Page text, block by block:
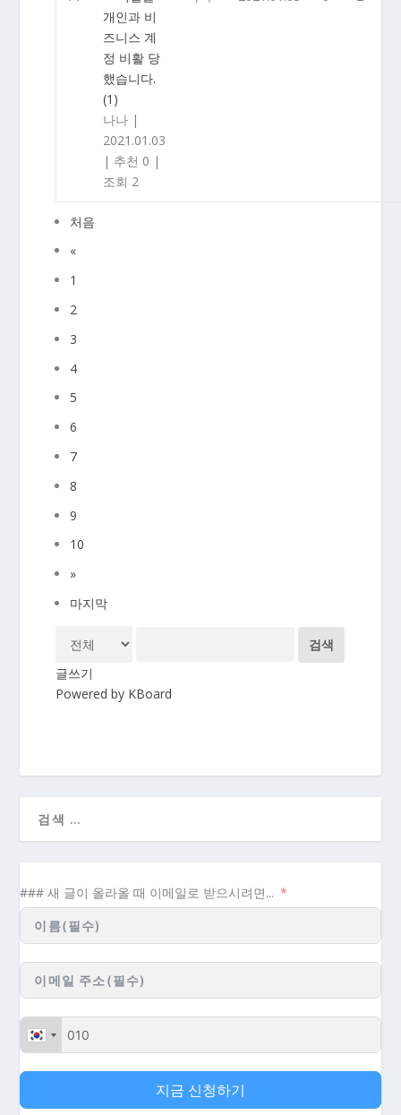
개인과 비
즈니스 계
정 비활 당
했습니다.
(1)
나나 |
2021.01.03
| 추천 0 |
조회 2
처음
«
1
2
3
4
5
6
7
8
9
10
»
마지막
검색
글쓰기
Powered by KBoard
### 새 글이 올라올 때 이메일로 받으시려면...
지금 신청하기